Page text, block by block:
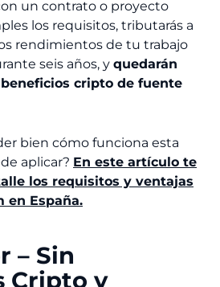
un contrato o proyecto
los requisitos, tributarás a
rendimientos de tu trabajo
seis años, y quedarán
cripto de fuente
bien cómo funciona esta
aplicar? En este artículo te
los requisitos y ventajas
en España.
– Sin
Cripto y